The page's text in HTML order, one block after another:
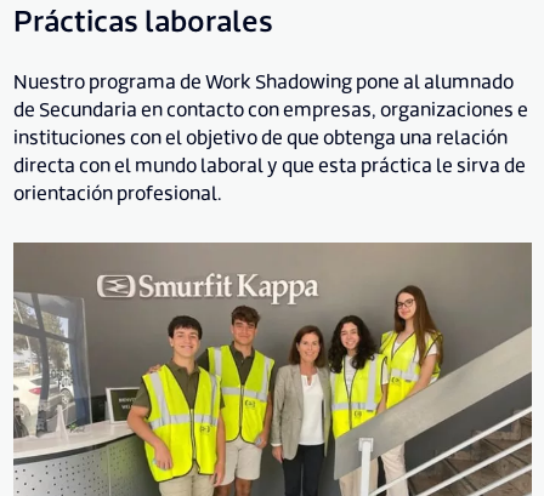
Prácticas laborales
Nuestro programa de Work Shadowing pone al alumnado
de Secundaria en contacto con empresas, organizaciones e
instituciones con el objetivo de que obtenga una relación
directa con el mundo laboral y que esta práctica le sirva de
orientación profesional.